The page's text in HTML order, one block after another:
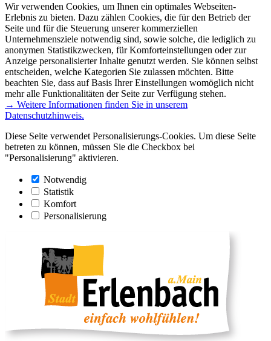
Wir verwenden Cookies, um Ihnen ein optimales Webseiten-
Erlebnis zu bieten. Dazu zählen Cookies, die für den Betrieb der
Seite und für die Steuerung unserer kommerziellen
Unternehmensziele notwendig sind, sowie solche, die lediglich zu
anonymen Statistikzwecken, für Komforteinstellungen oder zur
Anzeige personalisierter Inhalte genutzt werden. Sie können selbst
entscheiden, welche Kategorien Sie zulassen möchten. Bitte
beachten Sie, dass auf Basis Ihrer Einstellungen womöglich nicht
mehr alle Funktionalitäten der Seite zur Verfügung stehen.
→ Weitere Informationen finden Sie in unserem
Datenschutzhinweis.
Diese Seite verwendet Personalisierungs-Cookies. Um diese Seite
betreten zu können, müssen Sie die Checkbox bei
"Personalisierung" aktivieren.
Notwendig
Statistik
Komfort
Personalisierung